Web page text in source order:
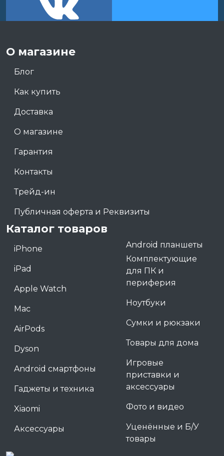
О магазине
Блог
Как купить
Доставка
О магазине
Гарантия
Контакты
Трейд-ин
Публичная оферта и Реквизиты
Каталог товаров
iPhone
iPad
Apple Watch
Mac
AirPods
Dyson
Android смартфоны
Гаджеты и техника
Xiaomi
Аксессуары
Android планшеты
Комплектующие
для ПК и
периферия
Ноутбуки
Сумки и рюкзаки
Товары для дома
Игровые
приставки и
аксессуары
Фото и видео
Уценённые и Б/У
товары